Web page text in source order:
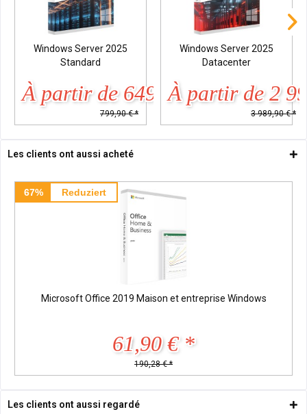
Windows Server 2025
Standard
À partir de 649,90 € *
799,90 € *
Windows Server 2025
Datacenter
À partir de 2
3 989,90 € *
Les clients ont aussi acheté
67% Reduziert
Microsoft Office 2019 Maison et entreprise Windows
61,90 € *
190,28 € *
Les clients ont aussi regardé